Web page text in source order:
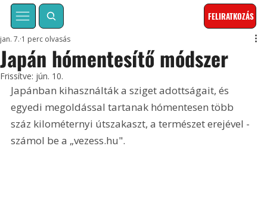
FELIRATKOZÁS
Japán hómentesítő módszer
jan. 7. 1 perc olvasás
Frissítve: jún. 10.
Japánban kihasználták a sziget adottságait, és
egyedi megoldással tartanak hómentesen több
száz kilométernyi útszakaszt, a természet erejével -
számol be a „vezess.hu".